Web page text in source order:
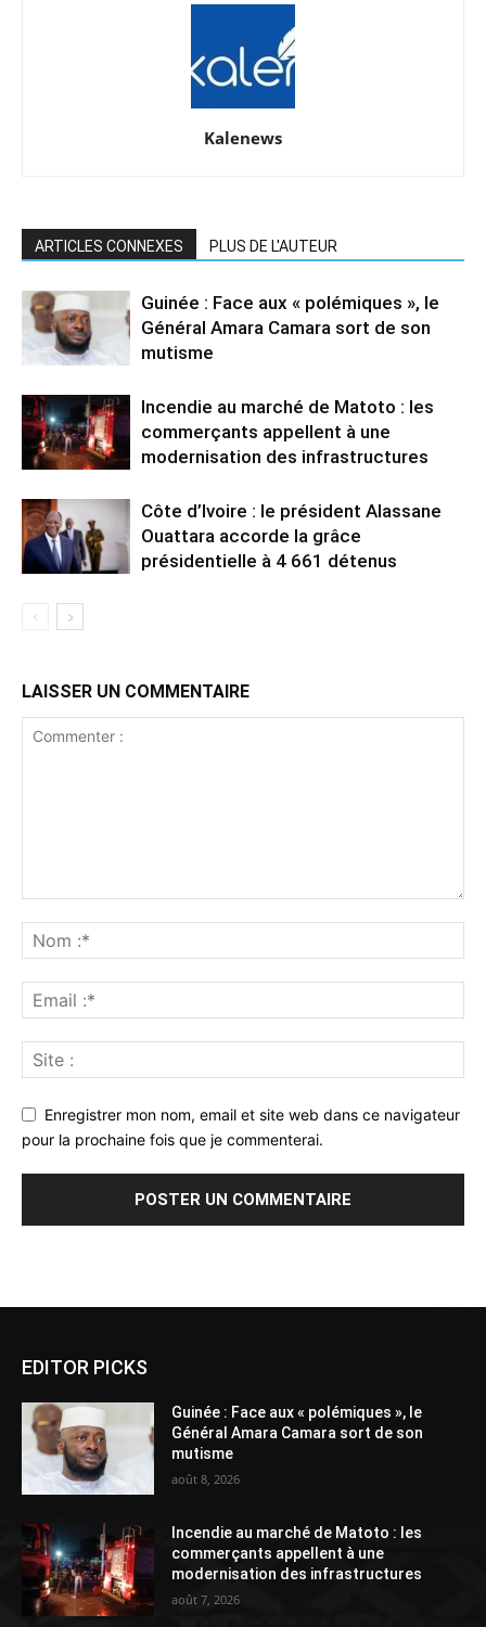
Kalenews
ARTICLES CONNEXES PLUS DE L'AUTEUR
Guinée : Face aux « polémiques », le
Général Amara Camara sort de son
mutisme
Incendie au marché de Matoto : les
commerçants appellent à une
modernisation des infrastructures
Côte d’Ivoire : le président Alassane
Ouattara accorde la grâce
présidentielle à 4 661 détenus
LAISSER UN COMMENTAIRE
Enregistrer mon nom, email et site web dans ce navigateur
pour la prochaine fois que je commenterai.
EDITOR PICKS
Guinée : Face aux « polémiques », le
Général Amara Camara sort de son
mutisme
août 8, 2026
Incendie au marché de Matoto : les
commerçants appellent à une
modernisation des infrastructures
août 7, 2026